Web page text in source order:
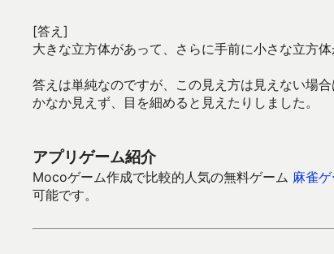
[答え]
大きな立方体があって、さらに手前に小さな立方
答えは単純なのですが、この見え方は見えない場
かなか見えず、目を細めると見えたりしました。
アプリゲーム紹介
Mocoゲーム作成で比較的人気の無料ゲーム 麻雀
可能です。